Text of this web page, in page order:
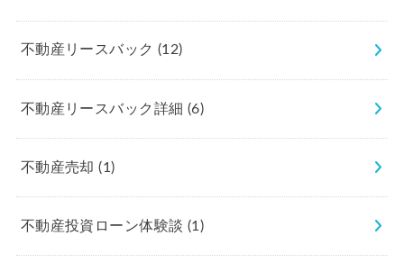
不動産リースバック (12)
不動産リースバック詳細 (6)
不動産売却(1)
不動産投資ローン体験談 (1)